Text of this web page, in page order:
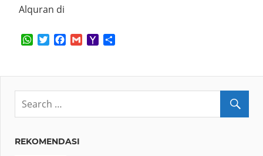
Alquran di
WhatsApp
TwitterFacebook
GmailYahoo
REKOMENDASI